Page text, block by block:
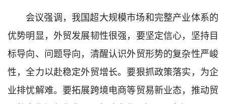
会议强调，我国超大规模市场和完整产业体系的
优势明显，外贸发展韧性很强，要坚定信心，坚持目
标导向、问题导向，清醒认识外贸形势的复杂性严峻
性，全力以赴稳定外贸增长。要狠抓政策落实，为企
业排忧解难。要拓展跨境电商等贸易新业态，推动贸